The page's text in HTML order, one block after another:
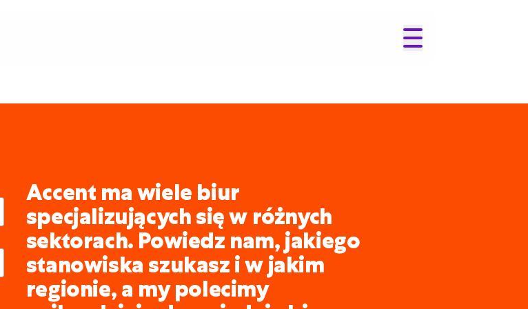
Accent ma wiele biur
specjalizujących się w różnych
sektorach. Powiedz nam, jakiego
stanowiska szukasz i w jakim
regionie, a my polecimy